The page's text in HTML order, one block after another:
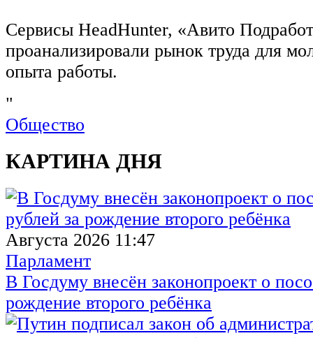
Сервисы HeadHunter, «Авито
проанализировали рынок труда для
опыта работы.
"
Общество
КАРТИНА ДНЯ
Августа 2026 11:47
Парламент
В Госдуму внесён законопроект о
рождение второго ребёнка